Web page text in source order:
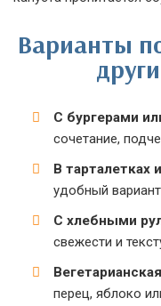
Варианты
С бургерами
сочетание,
В тарталетках
удобный
С хлебными
свежести и
перец, яблоко